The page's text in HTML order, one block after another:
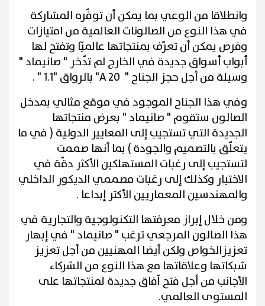
وانطلاقا من الوعي بما يمكن أن توفّره المشاركة
في هذا النوع من الصالونات العالمية من امتيازات
وفرص يمكن أن تعرّف بمنتجاتها عالميّا وتفتح لها
أبواب أسواق جديدة في الخارج لم تدّخر " صانيماد "
وسيلة من أجل حجز الجناح " A 20" بالرواق "1.1
" .
وفي هذا الجناح الموجود في موقع مثالي بمدخل
الصالون ستقوم " صانيماد " بعرض منتجاتها
الجديدة التي تستجيب إلى المعايير الدولية ( في ما
يتعلّق بالتصميم والجودة ) بما أنها صممت
لتستجيب إلى رغبات المستهلكين الأكثر دقّة في
الاختيار وكذلك إلى رغبات مصممي الديكور الداخلي
والمهندسين المعماريين الأكثر إبداعا .
ومن خلال إبراز معرفتها التكنولوجية والتجارية في
هذا الصالون المرجعي ترغب " صانيماد " في إبهار
الخواص ولكن أيضا المهنيين من أجل تعزيزتعزيز
شبكاتها وعلاقاتها مع هذا النوع من الشركاء
الأجانب من أجل فتح آفاق جديدة لمنتجاتها على
المستوى العالمي.